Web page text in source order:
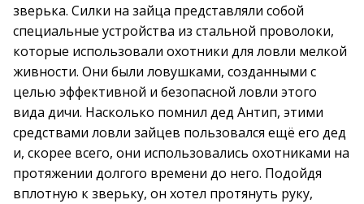
зверька. Силки на зайца представляли собой
специальные устройства из стальной проволоки,
которые использовали охотники для ловли мелкой
живности. Они были ловушками, созданными с
целью эффективной и безопасной ловли этого
вида дичи. Насколько помнил дед Антип, этими
средствами ловли зайцев пользовался ещё его дед
и, скорее всего, они использовались охотниками на
протяжении долгого времени до него. Подойдя
вплотную к зверьку, он хотел протянуть руку,